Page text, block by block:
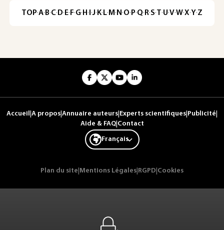
TOP·A·B·C· D· E· F·G· H · ·J· K· L· M · N ·O· P·Q· R·S·T·U·V·W·X·Y·Z
Accueil A propos Annuaire auteurs Experts scientifiques Publicité
Aide & FAQ| Contact
Français
Plan du site Mentions Légales RGPD Cookies